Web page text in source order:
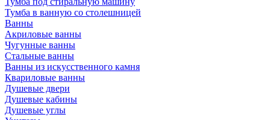
Тумба в ванную со столешницей
Ванны
Акриловые ванны
Чугунные ванны
Стальные ванны
Ванны из искусственного камня
Квариловые ванны
Душевые двери
Душевые кабины
Душевые углы